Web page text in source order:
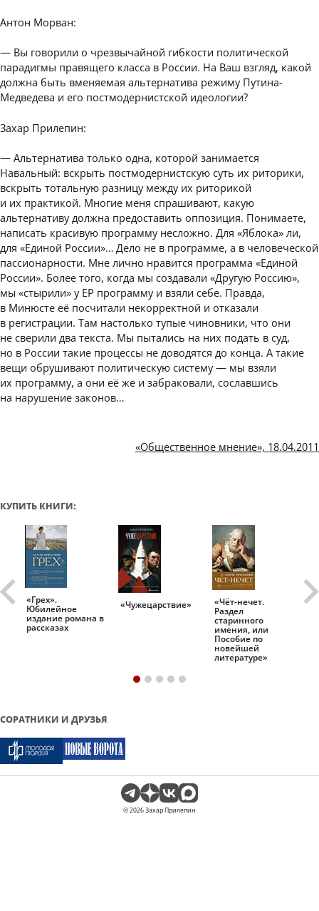
Антон Морван:
— Вы говорили о чрезвычайной гибкости политической
парадигмы правящего класса в России. На Ваш взгляд, какой
должна быть вменяемая альтернатива режиму Путина-
Медведева и его постмодернистской идеологии?
Захар Прилепин:
— Альтернатива только одна, которой занимается
Навальный: вскрыть постмодернистскую суть их риторики,
вскрыть тотальную разницу между их риторикой
и их практикой. Многие меня спрашивают, какую
альтернативу должна предоставить оппозиция. Понимаете,
написать красивую программу несложно. Для «Яблока» ли,
для «Единой России»… Дело не в программе, а в человеческой
пассионарности. Мне лично нравится программа «Единой
России». Более того, когда мы создавали «Другую Россию»,
мы «стырили» у ЕР программу и взяли себе. Правда,
в Минюсте её посчитали некорректной и отказали
в регистрации. Там настолько тупые чиновники, что они
не сверили два текста. Мы пытались на них подать в суд,
но в России такие процессы не доводятся до конца. А такие
вещи обрушивают политическую систему — мы взяли
их программу, а они её же и забраковали, сославшись
на нарушение законов…
«Общественное мнение», 18.04.2011
КУПИТЬ КНИГИ:
«Грех».
Юбилейное
издание романа в
рассказах
«Чужецарствие» «Чёт-нечет.
Раздел
старинного
имения, или
Пособие по
новейшей
литературе»
СОРАТНИКИ И ДРУЗЬЯ
© 2026 Захар Прилепин